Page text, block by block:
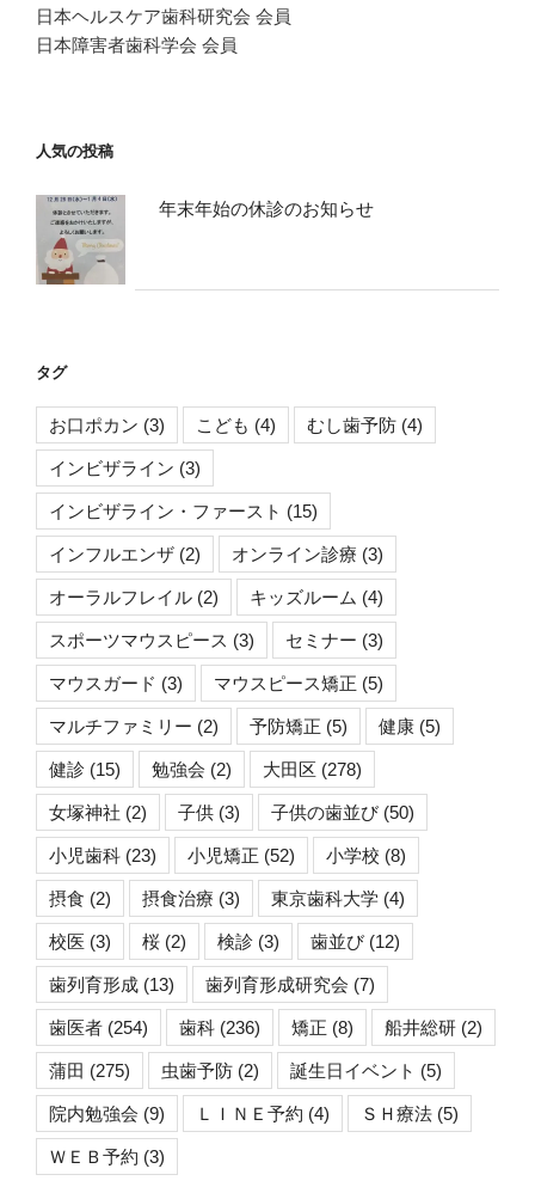
日本ヘルスケア歯科研究会 会員
日本障害者歯科学会 会員
人気の投稿
年末年始の休診のお知らせ
タグ
お口ポカン (3) こども (4) むし歯予防 (4)
インビザライン (3)
インビザライン・ファースト (15)
インフルエンザ (2) オンライン診療 (3)
オーラルフレイル (2) キッズルーム (4)
スポーツマウスピース (3) セミナー (3)
マウスガード (3) マウスピース矯正 (5)
マルチファミリー (2) 予防矯正 (5) 健康 (5)
健診 (15) 勉強会 (2) 大田区 (278)
女塚神社 (2) 子供 (3) 子供の歯並び (50)
小児歯科 (23) 小児矯正 (52) 小学校 (8)
摂食 (2) 摂食治療 (3) 東京歯科大学 (4)
校医 (3) 桜 (2) 検診 (3) 歯並び (12)
歯列育形成 (13) 歯列育形成研究会 (7)
歯医者 (254) 歯科 (236) 矯正 (8) 船井総研 (2)
蒲田 (275) 虫歯予防 (2) 誕生日イベント (5)
院内勉強会 (9) ＬＩＮＥ予約 (4) ＳＨ療法 (5)
ＷＥＢ予約 (3)